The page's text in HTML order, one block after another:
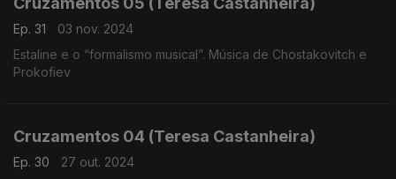
Ep. 31
03 nov. 2024
Estaline e o “formalismo musical”. Música de Chostakovitch e
Prokofiev
Cruzamentos 04 (Teresa Castanheira)
Ep. 30
27 out. 2024